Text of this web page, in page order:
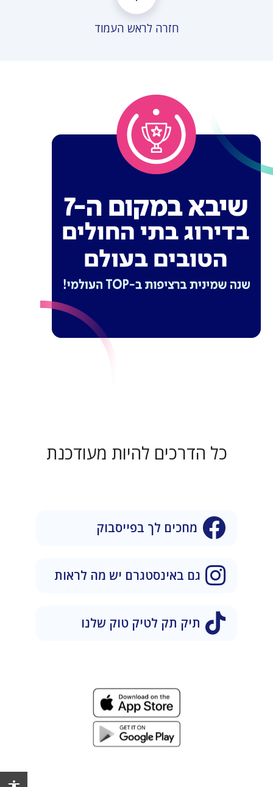
חזרה לראש העמוד
כל הדרכים להיות מעודכנת
מחכים לך בפייסבוק
גם באינסטגרם יש מה לראות
תיק תק לטיק טוק שלנו